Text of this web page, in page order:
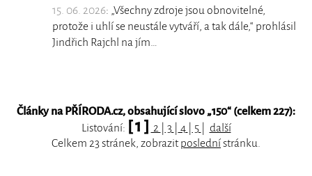
15. 06. 2026: „Všechny zdroje jsou obnovitelné,
protože i uhlí se neustále vytváří, a tak dále,“ prohlásil
Jindřich Rajchl na jím…
Články na PŘÍRODA.cz, obsahující slovo „150“ (celkem 227):
Listování: [ 1 ] 2 3 4 5
další
Celkem 23 stránek, zobrazitposlednístránku.